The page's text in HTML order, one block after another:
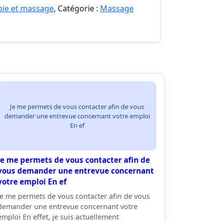
et massage, Catégorie : Massage
Je me permets de vous contacter afin de vous
demander une entrevue concernant votre emploi
En ef
me permets de vous contacter afin de
demander une entrevue concernant
emploi En ef
me permets de vous contacter afin de vous
une entrevue concernant votre
En effet, je suis actuellement